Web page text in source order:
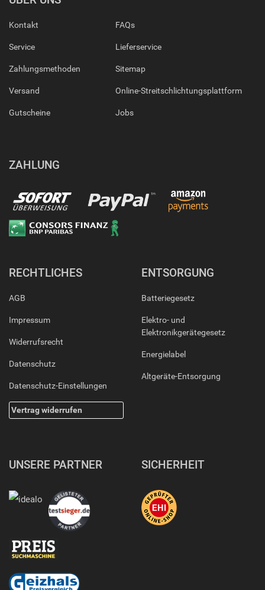
Kontakt
Service
Zahlungsmethoden
Versand
Gutscheine
FAQs
Lieferservice
Sitemap
Online-Streitschlichtungsplattform
Jobs
ZAHLUNG
RECHTLICHES
AGB
Impressum
Widerrufsrecht
Datenschutz
Datenschutz-Einstellungen
Vertrag widerrufen
ENTSORGUNG
Batteriegesetz
Elektro- und
Elektronikgerätegesetz
Energielabel
Altgeräte-Entsorgung
UNSERE PARTNER SICHERHEIT